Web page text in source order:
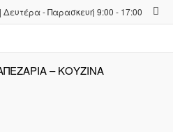
Δευτέρα - Παρασκευή 9:00 - 17:00
– ΚΟΥΖΊΝΑ